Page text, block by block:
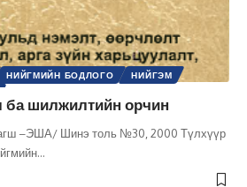
НИЙГМИЙН БОДЛОГО
НИЙГЭМ
ба шилжилтийн орчин
–ЭША/ Шинэ толь №30, 2000 Түлхүүр
…